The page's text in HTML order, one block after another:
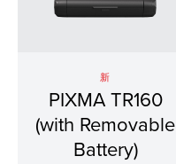
新
PIXMA TR160
(with Removable
Battery)